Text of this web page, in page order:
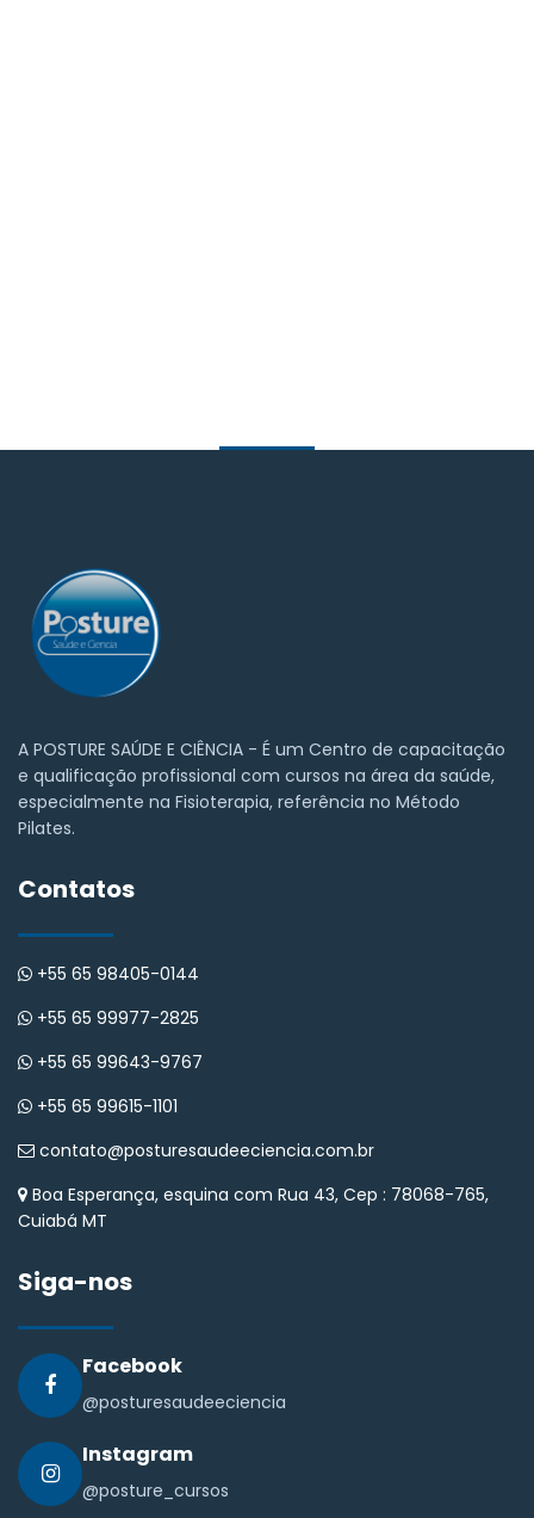
A POSTURE SAÚDE E CIÊNCIA - É um Centro de capacitação
e qualificação profissional com cursos na área da saúde,
especialmente na Fisioterapia, referência no Método
Pilates.
Contatos
+55 65 98405-0144
+55 65 99977-2825
+55 65 99643-9767
+55 65 99615-1101
contato@posturesaudeeciencia.com.br
Boa Esperança, esquina com Rua 43, Cep : 78068-765,
Cuiabá MT
Siga-nos
Facebook
@posturesaudeeciencia
Instagram
@posture_cursos